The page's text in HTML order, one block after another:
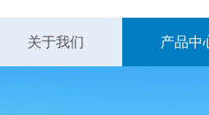
关于我们 产品中